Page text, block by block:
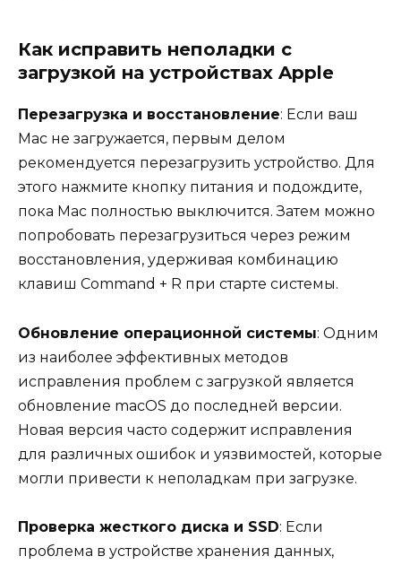
Как исправить неполадки с
загрузкой на устройствах Apple
Перезагрузка и восстановление: Если ваш
Mac не загружается, первым делом
рекомендуется перезагрузить устройство. Для
этого нажмите кнопку питания и подождите,
пока Mac полностью выключится. Затем можно
попробовать перезагрузиться через режим
восстановления, удерживая комбинацию
клавиш Command + R при старте системы.
Обновление операционной системы: Одним
из наиболее эффективных методов
исправления проблем с загрузкой является
обновление macOS до последней версии.
Новая версия часто содержит исправления
для различных ошибок и уязвимостей, которые
могли привести к неполадкам при загрузке.
Проверка жесткого диска и SSD: Если
проблема в устройстве хранения данных,